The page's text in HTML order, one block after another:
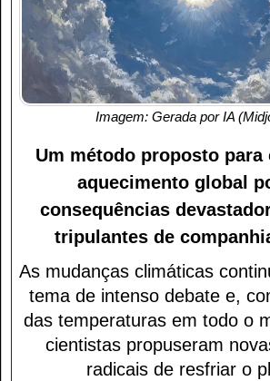
Imagem: Gerada por IA
Um método proposto para
aquecimento global
consequências
tripulantes de
As mudanças climáticas
tema de intenso debate e,
das temperaturas em todo o
cientistas propuseram
radicais de resfriar o